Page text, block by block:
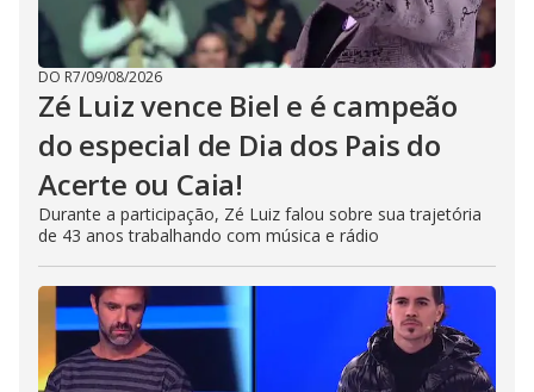
DO R7/09/08/2026
Zé Luiz vence Biel e é campeão
do especial de Dia dos Pais do
Acerte ou Caia!
Durante a participação, Zé Luiz falou sobre sua trajetória
de 43 anos trabalhando com música e rádio